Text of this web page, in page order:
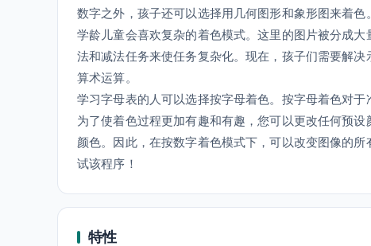
数字之外，孩子还可以选择用几何图形和象形图来着
学龄儿童会喜欢复杂的着色模式。这里的图片被分成
法和减法任务来使任务复杂化。现在，孩子们需要解
算术运算。
学习字母表的人可以选择按字母着色。按字母着色对于
为了使着色过程更加有趣和有趣，您可以更改任何预
颜色。因此，在按数字着色模式下，可以改变图像的
试该程序！
特性